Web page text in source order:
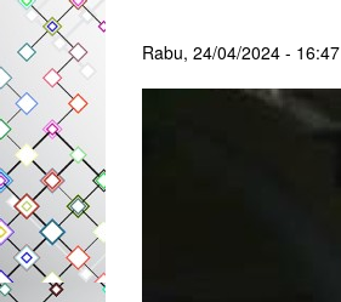
Rabu, 24/04/2024 - 16:47